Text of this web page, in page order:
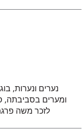
ומערים בסביבתה,
לזכר משה